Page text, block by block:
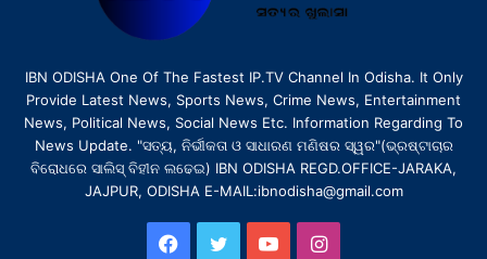
IBN ODISHA One Of The Fastest IP.TV Channel In Odisha. It Only
Provide Latest News, Sports News, Crime News, Entertainment
News, Political News, Social News Etc. Information Regarding To
News Update. "ସତ୍ୟ, ନିର୍ଭୀକତା ଓ ସାଧାରଣ ମଣିଷର ସ୍ୱର"(ଭ୍ରଷ୍ଟାଚାର
ବିରୋଧରେ ସାଲିସ୍ ବିହୀନ ଲଢେଇ) IBN ODISHA REGD.OFFICE-JARAKA,
JAJPUR, ODISHA E-MAIL:ibnodisha@gmail.com
Facebook
TwitterYouTubeInstagram